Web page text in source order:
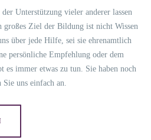
Unter­stüt­zung vie­ler ande­rer las­sen
gro­ßes Ziel der Bil­dung ist nicht Wis­sen
über jede Hil­fe, sei sie ehren­amt­lich
per­sön­li­che Emp­feh­lung oder dem
immer etwas zu tun. Sie haben noch
Sie uns ein­fach an.